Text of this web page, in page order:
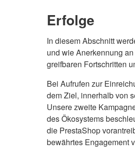
Erfolge
In diesem Abschnitt
und wie Anerkennung
greifbaren Fortschritten
Bei Aufrufen zur
dem Ziel, innerhalb von
Unsere zweite
des Ökosystems
die PrestaShop
bewährtes Engagement